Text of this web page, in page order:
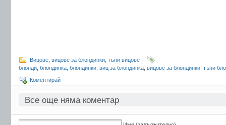
Вицове вицове за блондинки тъпи вицове
блонди блондинка блондинки виц за блондинка вицове за блондинки тъпи
Коментирай
Все още няма коментар